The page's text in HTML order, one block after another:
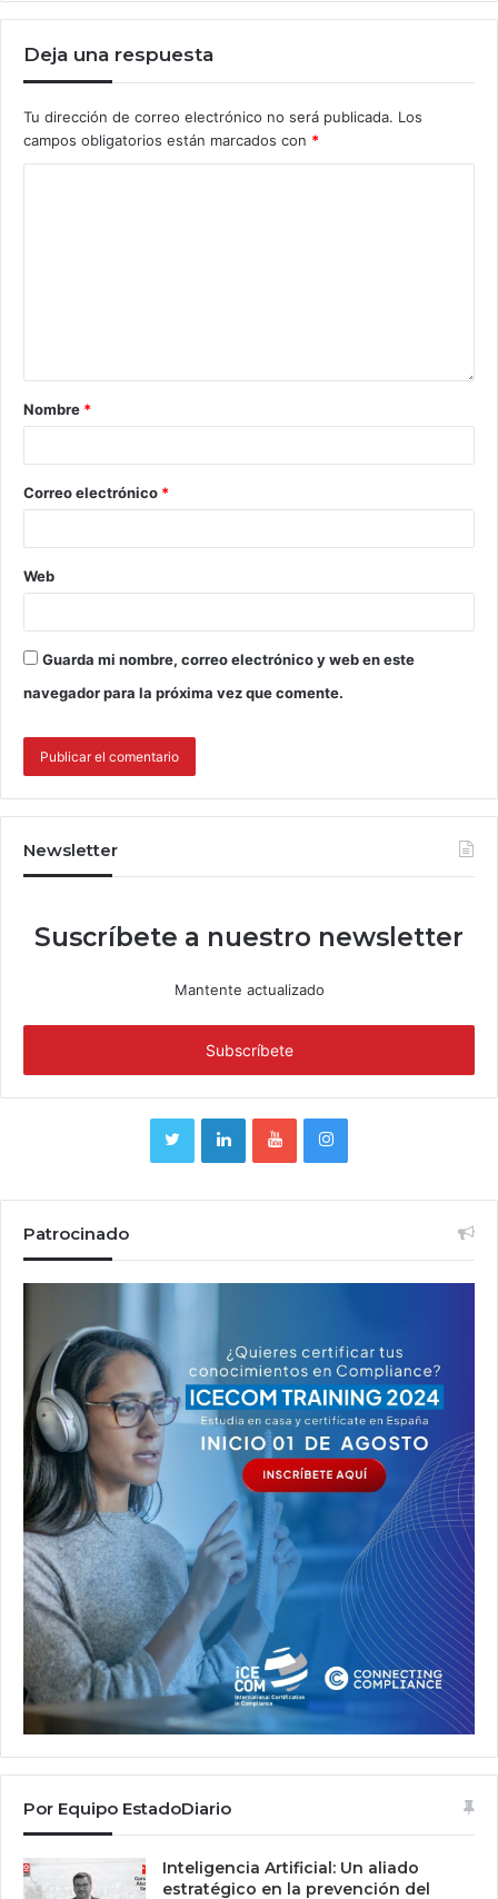
Deja una respuesta
Tu dirección de correo electrónico no será publicada. Los
campos obligatorios están marcados con *
Nombre *
Correo electrónico *
Web
Guarda mi nombre, correo electrónico y web en este
navegador para la próxima vez que comente.
Newsletter
Suscríbete a nuestro newsletter
Mantente actualizado
Patrocinado
Por Equipo EstadoDiario
Inteligencia Artificial: Un aliado
estratégico en la prevención del